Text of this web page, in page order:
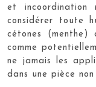
et
considérer toute
cétones (menthe)
comme
ne jamais les
dans une pièce